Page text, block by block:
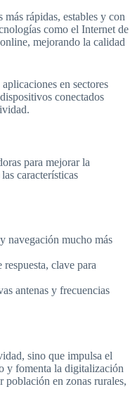
rápidas, estables y con
como el Internet de
mejorando la calidad
en sectores
conectados
para mejorar la
características
navegación mucho más
clave para
antenas y frecuencias
sino que impulsa el
y fomenta la digitalización
población en zonas rurales,